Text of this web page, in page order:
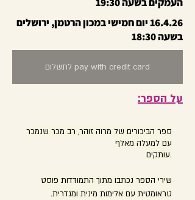
16.4.26 יום חמישי במכון הרטמן, ירושלים
בשעה 18:30
לתשלום pay with credit card
:על הספר
ספר הביכורים של מרוה זוהר, רב מכר שנמכר
עם למעלה מאלף
עותקים.
שירי הספר נכתבו מתוך התמודדות פוסט
טראומטית עם אלימות מינית ומגדרית.